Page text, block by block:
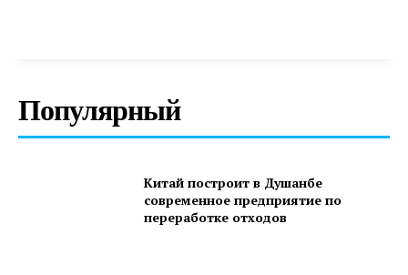
Популярный
Китай построит в Душанбе
современное предприятие по
переработке отходов